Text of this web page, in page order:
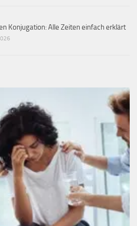
Konjugation: Alle Zeiten einfach erklärt